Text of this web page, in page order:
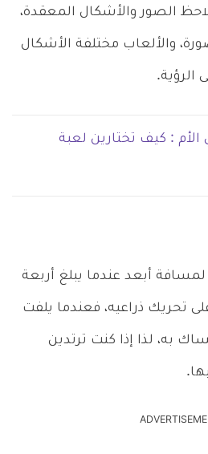
الصور والأشكال المعقدة،
والألعاب مختلفة الأشكال
الرؤية.
الأم : كيف تختارين لعبة
أبعد عندما يبلغ أربعة
تحريك ذراعيه، فعندما يلفت
به، لذا إذا كنت ترتدين